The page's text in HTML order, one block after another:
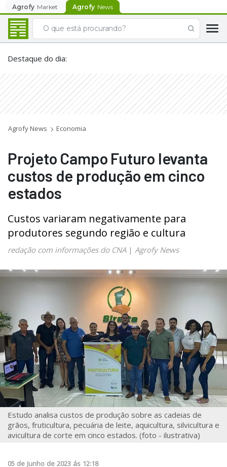
Agrofy Market Agrofy News
Destaque do dia:
Agrofy News Economia
Projeto Campo Futuro levanta
custos de produção em cinco
estados
Custos variaram negativamente para
produtores segundo região e cultura
redação com informações do CNA| Agrofy News
Estudo analisa custos de produção sobre as cadeias de
grãos, fruticultura, pecuária de leite, aquicultura, silvicultura e
avicultura de corte em cinco estados. (foto - ilustrativa)
05 de Junho de 2023 ás 12:18